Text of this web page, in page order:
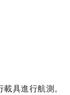
具進行航測。